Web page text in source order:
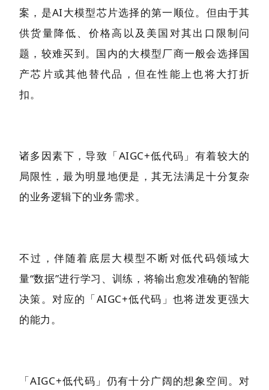
案，是AI大模型芯片选择的第一顺位。但由于其
供货量降低、价格高以及美国对其出口限制问
题，较难买到。国内的大模型厂商一般会选择国
产芯片或其他替代品，但在性能上也将大打折
扣。
诸多因素下，导致「AIGC+低代码」有着较大的
局限性，最为明显地便是，其无法满足十分复杂
的业务逻辑下的业务需求。
不过，伴随着底层大模型不断对低代码领域大
量“数据”进行学习、训练，将输出愈发准确的智能
决策。对应的「AIGC+低代码」也将迸发更强大
的能力。
「AIGC+低代码」仍有十分广阔的想象空间。对